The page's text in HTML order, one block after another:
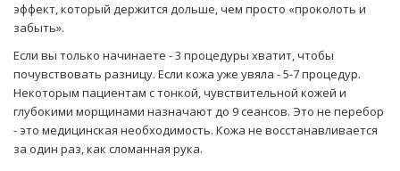
эффект, который держится дольше, чем просто «проколоть и
забыть».
Если вы только начинаете - 3 процедуры хватит, чтобы
почувствовать разницу. Если кожа уже увяла - 5-7 процедур.
Некоторым пациентам с тонкой, чувствительной кожей и
глубокими морщинами назначают до 9 сеансов. Это не перебор
- это медицинская необходимость. Кожа не восстанавливается
за один раз, как сломанная рука.